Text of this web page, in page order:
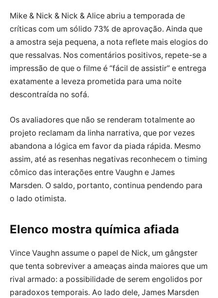
Mike & Nick & Nick & Alice abriu a temporada de
críticas com um sólido 73% de aprovação. Ainda que
a amostra seja pequena, a nota reflete mais elogios do
que ressalvas. Nos comentários positivos, repete-se a
impressão de que o filme é “fácil de assistir” e entrega
exatamente a leveza prometida para uma noite
descontraída no sofá.
Os avaliadores que não se renderam totalmente ao
projeto reclamam da linha narrativa, que por vezes
abandona a lógica em favor da piada rápida. Mesmo
assim, até as resenhas negativas reconhecem o timing
cômico das interações entre Vaughn e James
Marsden. O saldo, portanto, continua pendendo para
o lado otimista.
Elenco mostra química afiada
Vince Vaughn assume o papel de Nick, um gângster
que tenta sobreviver a ameaças ainda maiores que um
rival armado: a possibilidade de serem engolidos por
paradoxos temporais. Ao lado dele, James Marsden